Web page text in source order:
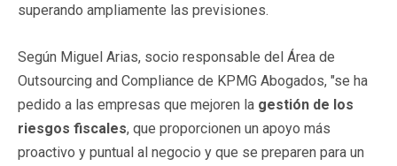
superando ampliamente las previsiones.
Según Miguel Arias, socio responsable del Área de
Outsourcing and Compliance de KPMG Abogados, "se ha
pedido a las empresas que mejoren la gestión de los
riesgos fiscales, que proporcionen un apoyo más
proactivo y puntual al negocio y que se preparen para un